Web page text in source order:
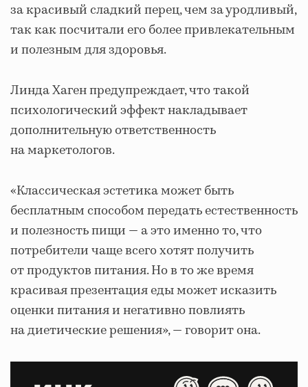
за красивый сладкий перец, чем за уродливый,
так как посчитали его более привлекательным
и полезным для здоровья.
Линда Хаген предупреждает, что такой
психологический эффект накладывает
дополнительную ответственность
на маркетологов.
«Классическая эстетика может быть
бесплатным способом передать естественность
и полезность пищи ― а это именно то, что
потребители чаще всего хотят получить
от продуктов питания. Но в то же время
красивая презентация еды может исказить
оценки питания и негативно повлиять
на диетические решения», ― говорит она.